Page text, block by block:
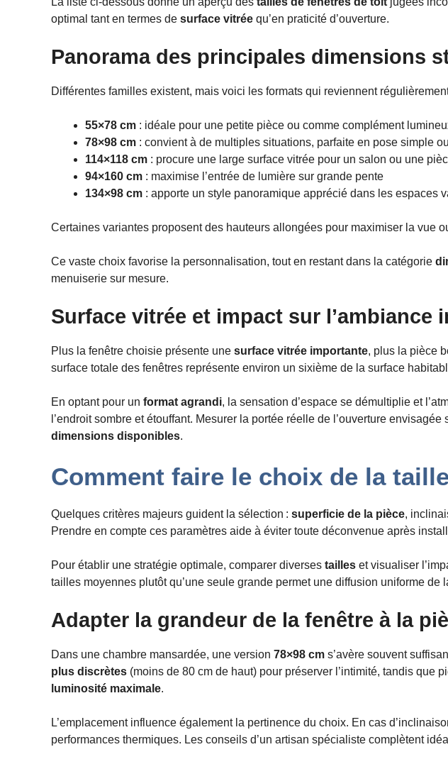
optimal tant en termes de surface vitrée qu’en praticité d’ouverture.
Panorama des principales dimensions
Différentes familles existent, mais voici les formats qui reviennent
55×78 cm : idéale pour une petite pièce ou comme complément
78×98 cm : convient à de multiples situations, parfaite en pose simple
114×118 cm : procure une large surface vitrée pour un salon ou une
94×160 cm : maximise l’entrée de lumière sur grande pente
134×98 cm : apporte un style panoramique apprécié dans les espaces
Certaines variantes proposent des hauteurs allongées pour maximiser la vue
Ce vaste choix favorise la personnalisation, tout en restant dans la catégorie
menuiserie sur mesure.
Surface vitrée et impact sur l’ambiance
Plus la fenêtre choisie présente une surface vitrée importante, plus la pièce
surface totale des fenêtres représente environ un sixième de la surface
En optant pour un format agrandi, la sensation d’espace se démultiplie et
l’endroit sombre et étouffant. Mesurer la portée réelle de l’ouverture
dimensions disponibles.
Comment faire le choix de la
Quelques critères majeurs guident la sélection : superficie de la pièce,
Prendre en compte ces paramètres aide à éviter toute déconvenue après
Pour établir une stratégie optimale, comparer diverses tailles et visualiser
tailles moyennes plutôt qu’une seule grande permet une diffusion uniforme de
Adapter la grandeur de la fenêtre à la
Dans une chambre mansardée, une version 78×98 cm s’avère souvent
plus discrètes (moins de 80 cm de haut) pour préserver l’intimité, tandis que
luminosité maximale.
L’emplacement influence également la pertinence du choix. En cas
performances thermiques. Les conseils d’un artisan spécialiste complètent